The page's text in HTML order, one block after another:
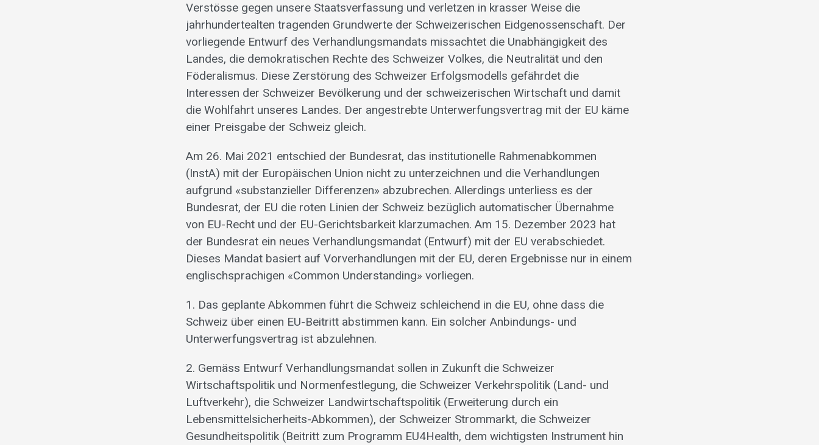
Verstösse gegen unsere Staatsverfassung und verletzen in krasser Weise die
jahrhundertealten tragenden Grundwerte der Schweizerischen Eidgenossenschaft. Der
vorliegende Entwurf des Verhandlungsmandats missachtet die Unabhängigkeit des
Landes, die demokratischen Rechte des Schweizer Volkes, die Neutralität und den
Föderalismus. Diese Zerstörung des Schweizer Erfolgsmodells gefährdet die
Interessen der Schweizer Bevölkerung und der schweizerischen Wirtschaft und damit
die Wohlfahrt unseres Landes. Der angestrebte Unterwerfungsvertrag mit der EU käme
einer Preisgabe der Schweiz gleich.
Am 26. Mai 2021 entschied der Bundesrat, das institutionelle Rahmenabkommen
(InstA) mit der Europäischen Union nicht zu unterzeichnen und die Verhandlungen
aufgrund «substanzieller Differenzen» abzubrechen. Allerdings unterliess es der
Bundesrat, der EU die roten Linien der Schweiz bezüglich automatischer Übernahme
von EU-Recht und der EU-Gerichtsbarkeit klarzumachen. Am 15. Dezember 2023 hat
der Bundesrat ein neues Verhandlungsmandat (Entwurf) mit der EU verabschiedet.
Dieses Mandat basiert auf Vorverhandlungen mit der EU, deren Ergebnisse nur in einem
englischsprachigen «Common Understanding» vorliegen.
1. Das geplante Abkommen führt die Schweiz schleichend in die EU, ohne dass die
Schweiz über einen EU-Beitritt abstimmen kann. Ein solcher Anbindungs- und
Unterwerfungsvertrag ist abzulehnen.
2. Gemäss Entwurf Verhandlungsmandat sollen in Zukunft die Schweizer
Wirtschaftspolitik und Normenfestlegung, die Schweizer Verkehrspolitik (Land- und
Luftverkehr), die Schweizer Landwirtschaftspolitik (Erweiterung durch ein
Lebensmittelsicherheits-Abkommen), der Schweizer Strommarkt, die Schweizer
Gesundheitspolitik (Beitritt zum Programm EU4Health, dem wichtigsten Instrument hin